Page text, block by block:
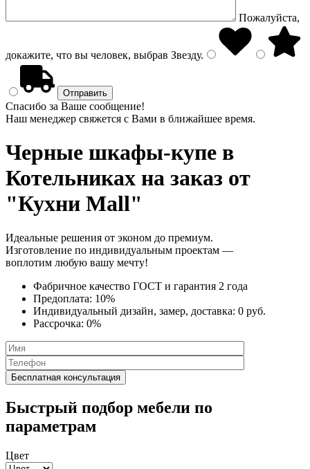
Пожалуйста,
докажите, что вы человек, выбрав Звезду.
Спасибо за Ваше сообщение!
Наш менеджер свяжется с Вами в ближайшее время.
Черные шкафы-купе в
Котельниках на заказ от
"Кухни Mall"
Идеальные решения от эконом до премиум.
Изготовление по индивидуальным проектам —
воплотим любую вашу мечту!
Фабричное качество ГОСТ и гарантия 2 года
Предоплата: 10%
Индивидуальный дизайн, замер, доставка: 0 руб.
Рассрочка: 0%
Быстрый подбор мебели по
параметрам
Цвет